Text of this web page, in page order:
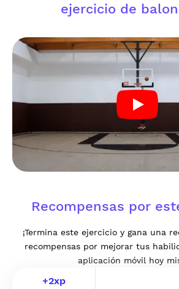
ejercicio de
Recompensas por
¡Termina este ejercicio y gana una
recompensas por mejorar tus
aplicación móvil hoy
+2xp